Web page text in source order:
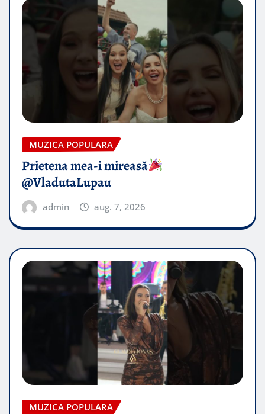
MUZICA POPULARA
Prietena mea-i mireasă​
@VladutaLupau
admin aug. 7, 2026
MUZICA POPULARA